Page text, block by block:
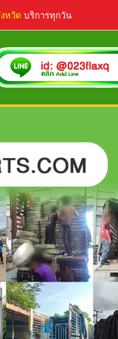
หวัด บริการทุกวัน